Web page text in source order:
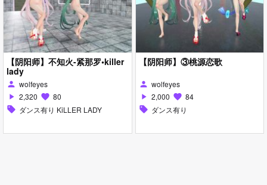
【阴阳师】不知火-紧那罗•killer
lady
person wolfeyes
play_arrow 2,320 favorite 80
sell ダンス有り KiLLER LADY
【阴阳师】③桃源恋歌
person wolfeyes
play_arrow 2,000 favorite 84
sell ダンス有り